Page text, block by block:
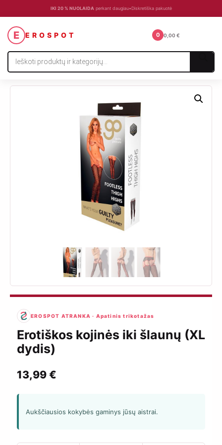
IKI 20 % NUOLAIDA perkant daugiau•Diskretiška pakuotė
E EROSPOT
Products
search
0 0,00 €
EROSPOT ATRANKA · Apatinis trikotažas
Erotiškos kojinės iki šlaunų (XL
dydis)
13,99€
Aukščiausios kokybės gaminys jūsų aistrai.